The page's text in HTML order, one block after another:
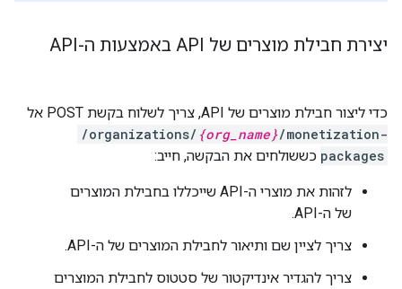
יצירת חבילת מוצרים של API באמצעות ה-API
כדי ליצור חבילת מוצרים של API, צריך לשלוח בקשת POST אל
/organizations/ {org_name}/monetization-
packages כששולחים את הבקשה, חייב:
לזהות את מוצרי ה-API שייכללו בחבילת המוצרים
של ה-API.
צריך לציין שם ותיאור לחבילת המוצרים של ה-API.
צריך להגדיר אינדיקטור של סטטוס לחבילת המוצרים